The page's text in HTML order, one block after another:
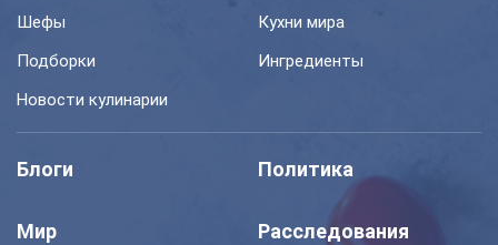
Шефы
Кухни мира
Подборки
Ингредиенты
Новости кулинарии
Блоги Политика
Мир Расследования